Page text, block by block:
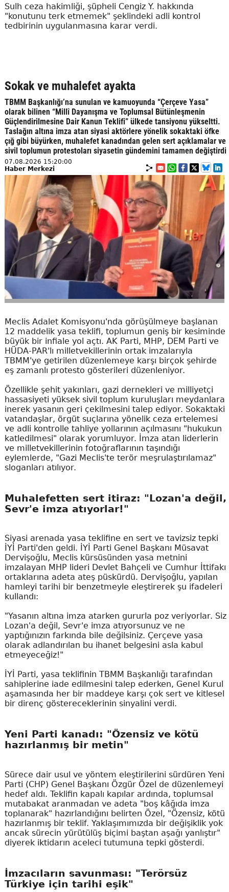
Sulh ceza hakimliği, şüpheli Cengiz Y. hakkında
"konutunu terk etmemek" şeklindeki adli kontrol
tedbirinin uygulanmasına karar verdi.
Sokak ve muhalefet ayakta
TBMM Başkanlığı’na sunulan ve kamuoyunda “Çerçeve Yasa”
olarak bilinen “Millî Dayanışma ve Toplumsal Bütünleşmenin
Güçlendirilmesine Dair Kanun Teklifi” ülkede tansiyonu yükseltti.
Taslağın altına imza atan siyasi aktörlere yönelik sokaktaki öfke
çığ gibi büyürken, muhalefet kanadından gelen sert açıklamalar ve
sivil toplumun protestoları siyasetin gündemini tamamen değiştirdi
07.08.2026 15:20:00
Haber Merkezi
Meclis Adalet Komisyonu'nda görüşülmeye başlanan
12 maddelik yasa teklifi, toplumun geniş bir kesiminde
büyük bir infiale yol açtı. AK Parti, MHP, DEM Parti ve
HÜDA-PAR'lı milletvekillerinin ortak imzalarıyla
TBMM'ye getirilen düzenlemeye karşı birçok şehirde
eş zamanlı protesto gösterileri düzenleniyor.
Özellikle şehit yakınları, gazi dernekleri ve milliyetçi
hassasiyeti yüksek sivil toplum kuruluşları meydanlara
inerek yasanın geri çekilmesini talep ediyor. Sokaktaki
vatandaşlar, örgüt suçlarına yönelik ceza ertelemesi
ve adli kontrolle tahliye yollarının açılmasını "hukukun
katledilmesi" olarak yorumluyor. İmza atan liderlerin
ve milletvekillerinin fotoğraflarının taşındığı
eylemlerde, "Gazi Meclis'te terör meşrulaştırılamaz"
sloganları atılıyor.
Muhalefetten sert itiraz: "Lozan'a değil,
Sevr'e imza atıyorlar!"
Siyasi arenada yasa teklifine en sert ve tavizsiz tepki
İYİ Parti'den geldi. İYİ Parti Genel Başkanı Müsavat
Dervişoğlu, Meclis kürsüsünden yasa metnini
imzalayan MHP lideri Devlet Bahçeli ve Cumhur İttifakı
ortaklarına adeta ateş püskürdü. Dervişoğlu, yapılan
hamleyi tarihi bir benzetmeyle eleştirerek şu ifadeleri
kullandı:
"Yasanın altına imza atarken gururla poz veriyorlar. Siz
Lozan'a değil, Sevr'e imza atıyorsunuz ve ne
yaptığınızın farkında bile değilsiniz. Çerçeve yasa
olarak adlandırılan bu ihanet belgesini asla kabul
etmeyeceğiz!"
İYİ Parti, yasa teklifinin TBMM Başkanlığı tarafından
sahiplerine iade edilmesini talep ederken, Genel Kurul
aşamasında her bir maddeye karşı çok sert ve kitlesel
bir direnç göstereceklerinin sinyalini verdi.
Yeni Parti kanadı: "Özensiz ve kötü
hazırlanmış bir metin"
Sürece dair usul ve yöntem eleştirilerini sürdüren Yeni
Parti (CHP) Genel Başkanı Özgür Özel de düzenlemeyi
hedef aldı. Teklifin kapalı kapılar ardında, toplumsal
mutabakat aranmadan ve adeta "boş kâğıda imza
toplanarak" hazırlandığını belirten Özel, "Özensiz, kötü
hazırlanmış bir teklif. Yaklaşımımızda bir değişiklik yok
ancak sürecin yürütülüş biçimi baştan aşağı yanlıştır"
diyerek iktidarın aceleci tutumuna tepki gösterdi.
İmzacıların savunması: "Terörsüz
Türkiye için tarihi eşik"